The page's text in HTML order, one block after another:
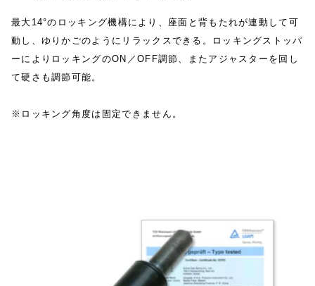
最大14°のロッキング機構により、座面と背もたれが連動して可
動し、ゆりかごのようにリラックスできる。ロッキングストッパ
ーによりロッキングのON／OFF調節、またアジャスターを回し
て硬さも調節可能。
※ロッキング角度は固定できません。